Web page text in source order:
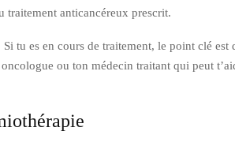
traitement anticancéreux prescrit.
tu es en cours de traitement, le point clé
ou ton médecin traitant qui peut